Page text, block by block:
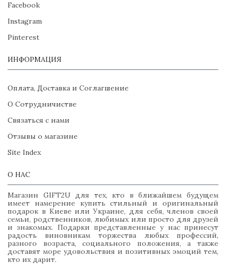
гигроскопичным (хорошо впитывает влагу), «дышащим»
GIFT2U
довольны соотношением цена и качество нашего товара. Легкие
детские пеленки из гладкого шелковистого муслина будут беречь
сон малыша в жару, а теплые трикотажные и фланелевые согреют в
холодную и дождливую погоду. Вы будете избавлены от хлопот со
крепким сном и радостным бодрствованием.
Мы заботимся не только о здоровье и безопасности малышей, но и
об эстетике – все наборы детских принадлежностей спокойных
отвлекать Ваших любимцев от безмятежного сна или спокойного
бодрствования.
Вы можете детские постельные принадлежности купить с быстрой
доставкой онлайн, не выходя из дому и полностью посвятив себя
заботам о ребенке.
Facebook
Instagram
Pinterest
ИНФОРМАЦИЯ
Оплата, Доставка и Соглагшение
О Сотрудничистве
Связаться с нами
Отзывы о магазине
Site Index
О НАС
Магазин GIFT2U для тех, кто в ближайшем будущем
имеет намерение купить стильный и оригинальный
подарок в Киеве или Украине, для себя, членов своей
семьи, родственников, любимых или просто для друзей
и знакомых. Подарки представленные у нас принесут
радость виновникам торжества любых профессий,
разного возраста, социального положения, а также
доставят море удовольствия и позитивных эмоций тем,
кто их дарит.